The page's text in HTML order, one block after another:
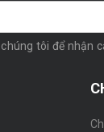
tôi để nhận